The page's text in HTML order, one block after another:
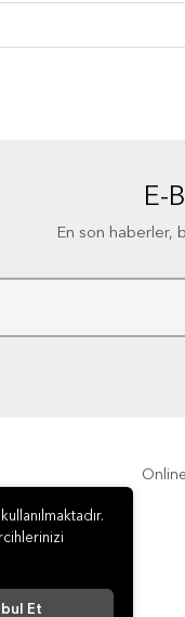
E-
En son haberler,
Et